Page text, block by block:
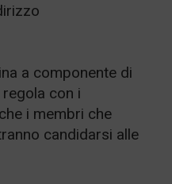
a componente di
con i
i membri che
candidarsi alle